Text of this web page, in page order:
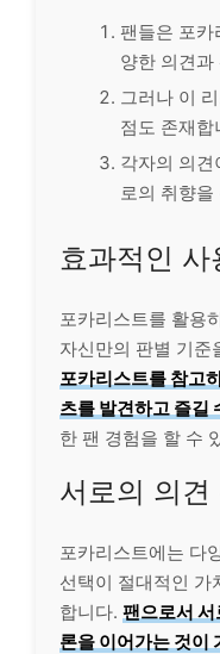
팬들은 포카
양한 의견
그러나 이
점도 존재합
각자의 의견
로의 취향
효과적인 사
포카리스트를 활용
자신만의 판별 기준
포카리스트를 참고
츠를 발견하고 즐길
한 팬 경험을 할 수
서로의 의견
포카리스트에는 다
선택이 절대적인 가
합니다. 팬으로서
론을 이어가는 것이